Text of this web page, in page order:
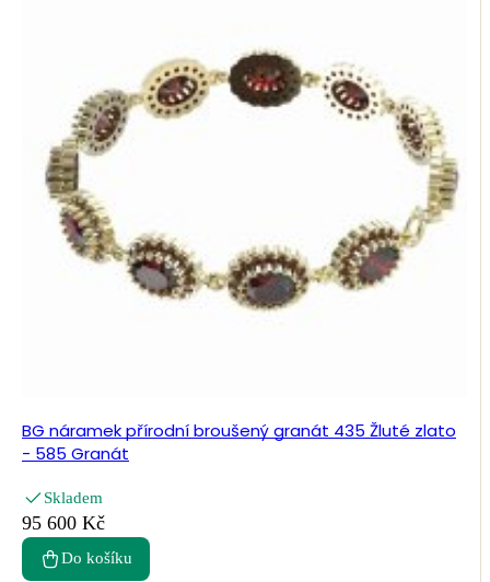
BG náramek přírodní broušený granát 435 Žluté zlato
- 585 Granát
Skladem
95 600 Kč
Do košíku